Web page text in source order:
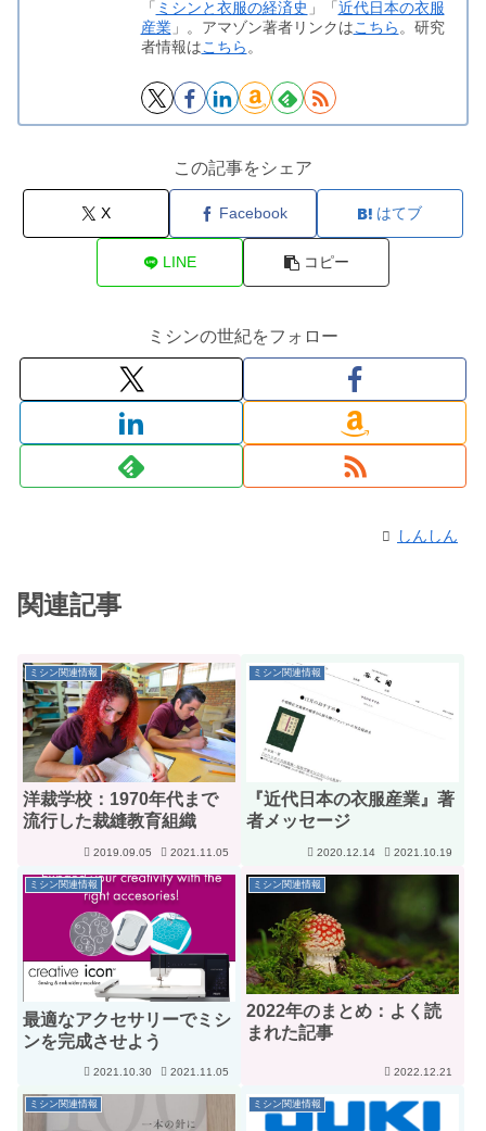
「 ミシンと衣服の経済史 」「 近代日本の衣服
産業」。アマゾン著者リンクはこちら。研究
者情報はこちら。
この記事をシェア
X Facebook はてブ
LINE コピー
ミシンの世紀をフォロー
しんしん
関連記事
ミシン関連情報
洋裁学校：1970年代まで
流行した裁縫教育組織
2019.09.05 2021.11.05
ミシン関連情報
『近代日本の衣服産業』著
者メッセージ
2020.12.14 2021.10.19
ミシン関連情報
最適なアクセサリーでミシ
ンを完成させよう
2021.10.30 2021.11.05
ミシン関連情報
2022年のまとめ：よく読
まれた記事
2022.12.21
ミシン関連情報 ミシン関連情報